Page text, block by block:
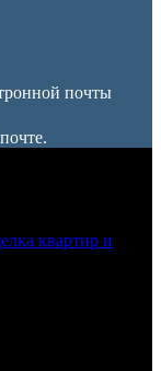
почты
квартир и